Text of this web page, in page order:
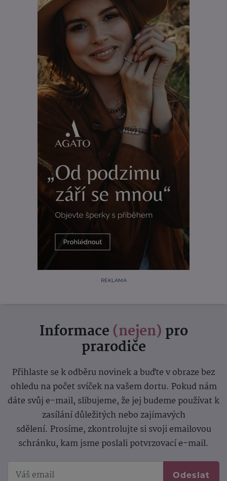
REKLAMA
Informace (nejen) pro
prarodiče
Přihlaste se k odběru novinek a buďte v obraze bez
ohledu na počet svíček na vašem dortu. Pokud nám
dáte svůj e-mail, slibujeme, že jej budeme používat k
zasílání důležitých nebo zajímavých
sdělení. Prosíme, zkontrolujte si svoji emailovou
schránku, kam jsme poslali potvrzovací e-mail.
Odeslat